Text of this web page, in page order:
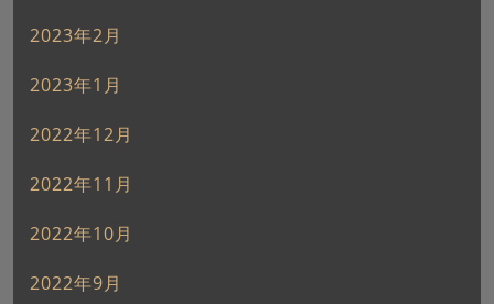
2023年2月
2023年1月
2022年12月
2022年11月
2022年10月
2022年9月